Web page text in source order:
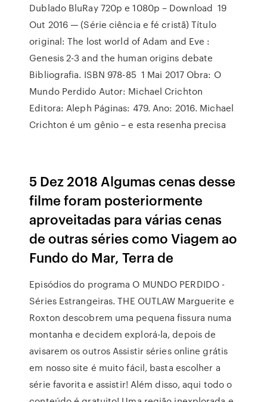
Dublado BluRay 720p e 1080p – Download 19
Out 2016 — (Série ciência e fé cristã) Título
original: The lost world of Adam and Eve :
Genesis 2-3 and the human origins debate
Bibliografia. ISBN 978-85 1 Mai 2017 Obra: O
Mundo Perdido Autor: Michael Crichton
Editora: Aleph Páginas: 479. Ano: 2016. Michael
Crichton é um gênio – e esta resenha precisa
5 Dez 2018 Algumas cenas desse
filme foram posteriormente
aproveitadas para várias cenas
de outras séries como Viagem ao
Fundo do Mar, Terra de
Episódios do programa O MUNDO PERDIDO -
Séries Estrangeiras. THE OUTLAW Marguerite e
Roxton descobrem uma pequena fissura numa
montanha e decidem explorá-la, depois de
avisarem os outros Assistir séries online grátis
em nosso site é muito fácil, basta escolher a
série favorita e assistir! Além disso, aqui todo o